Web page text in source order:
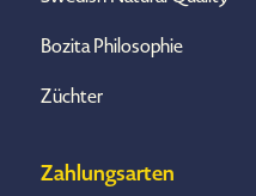
Bozita Philosophie
Züchter
Zahlungsarten